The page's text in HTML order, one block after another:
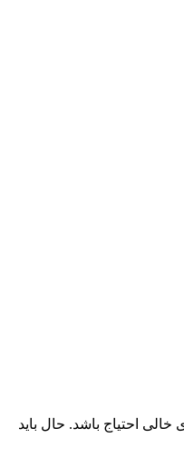
احتیاج باشد. حال باید